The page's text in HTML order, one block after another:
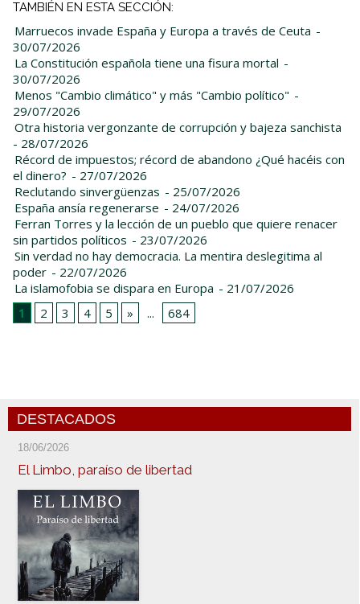
TAMBIÉN EN ESTA SECCIÓN:
Marruecos invade España y Europa a través de Ceuta -
30/07/2026
La Constitución española tiene una fisura mortal -
30/07/2026
Menos "Cambio climático" y más "Cambio político" -
29/07/2026
Otra historia vergonzante de corrupción y bajeza sanchista
- 28/07/2026
Récord de impuestos; récord de abandono ¿Qué hacéis con
el dinero? - 27/07/2026
Reclutando sinvergüenzas - 25/07/2026
España ansía regenerarse - 24/07/2026
Ferran Torres y la lección de un pueblo que quiere renacer
sin partidos políticos - 23/07/2026
Sin verdad no hay democracia. La mentira deslegitima al
poder - 22/07/2026
La islamofobia se dispara en Europa - 21/07/2026
1
2 3 4 5 » ... 684
DESTACADOS
18/06/2026
El Limbo, paraíso de libertad